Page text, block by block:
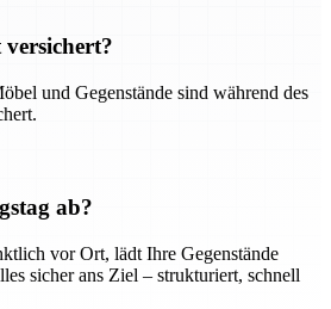
und Gegenstände sind während des
ab?
vor Ort, lädt Ihre Gegenstände
sicher ans Ziel – strukturiert, schnell